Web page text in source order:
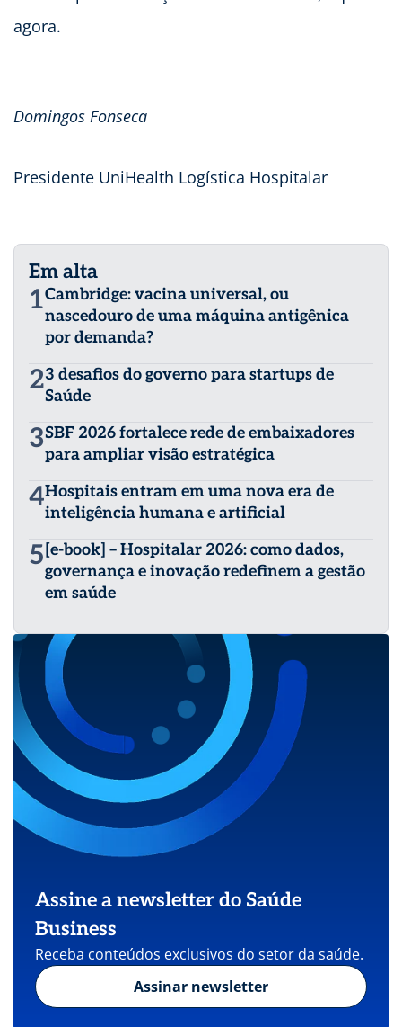
agora.
Domingos Fonseca
Presidente UniHealth Logística Hospitalar
Em alta
1Cambridge: vacina universal, ou
nascedouro de uma máquina antigênica
por demanda?
23 desafios do governo para startups de
Saúde
3SBF 2026 fortalece rede de embaixadores
para ampliar visão estratégica
4Hospitais entram em uma nova era de
inteligência humana e artificial
5 [e-book] – Hospitalar 2026: como dados,
governança e inovação redefinem a gestão
em saúde
Assine a newsletter do Saúde
Business
Receba conteúdos exclusivos do setor da saúde.
Assinar newsletter